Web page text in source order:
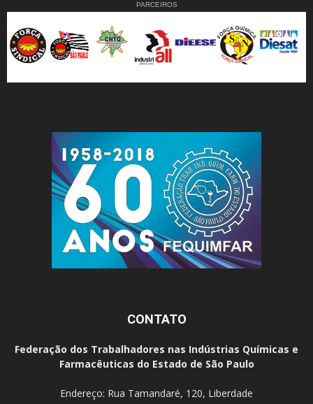
PARCEIROS
CONTATO
Federação dos Trabalhadores nas Indústrias Químicas e
Farmacêuticas do Estado de São Paulo
Endereço: Rua Tamandaré, 120, Liberdade